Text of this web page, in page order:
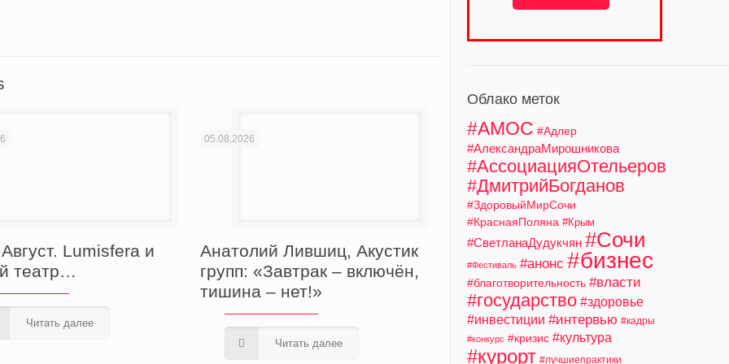
Lumisfera и
театр…
Читать далее
05.08.2026
Анатолий Лившиц, Акустик
групп: «Завтрак – включён,
тишина – нет!»
Читать далее
Облако меток
#АМОС #Адлер
#АлександраМирошникова
#АссоциацияОтельеров
#ДмитрийБогданов
#ЗдоровыйМирСочи
#КраснаяПоляна #Крым
#СветланаДудукчян #Сочи
#Фестиваль #анонс #бизнес
#благотворительность #власти
#государство #здоровье
#инвестиции #интервью #кадры
#конкурс #кризис #культура
#курорт #лучшиепрактики